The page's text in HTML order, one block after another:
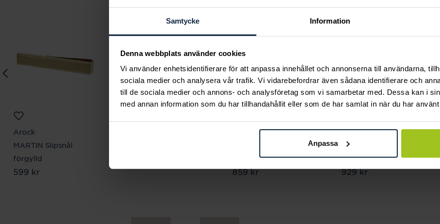
Samtycke Information
Denna webbplats använder cookies
Vi använder enhetsidentifierare för att anpassa innehållet och annonserna till användarna,
sociala medier och analysera vår trafik. Vi vidarebefordrar även sådana identifierare och
till de sociala medier och annons- och analysföretag som vi samarbetar med. Dessa kan i
med annan information som du har tillhandahållit eller som de har samlat in när du har
Anpassa
Arock
MARTIN Slipsnål
förgylld
Pris :599 kr
599 kr
Thomas Sabo
classic medium
Pris:859 kr
859 kr
Thomas Sabo
Charm-armband
classic large
Pris:929 kr
929 kr